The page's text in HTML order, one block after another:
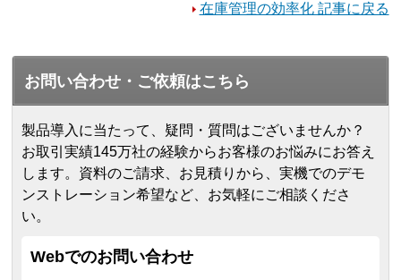
在庫管理の効率化 記事に戻る
お問い合わせ・ご依頼はこちら
製品導入に当たって、疑問・質問はございませんか？
お取引実績145万社の経験からお客様のお悩みにお答え
します。 資料のご請求、お見積りから、実機でのデモ
ンストレーション希望など、お気軽にご相談くださ
い。
Webでのお問い合わせ